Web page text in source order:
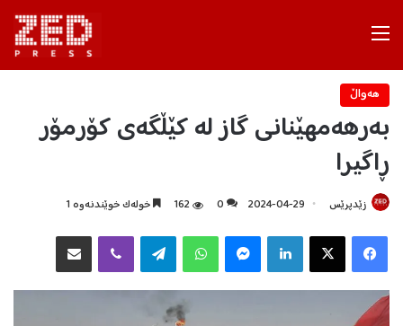
هه‌واڵ
بەرهەمهێنانی گاز لە کێڵگەی کۆرمۆر
ڕاگیرا
زێدپرێس 2024-04-29
0
162 خولەک خوێندنەوە 1
X
Telegram